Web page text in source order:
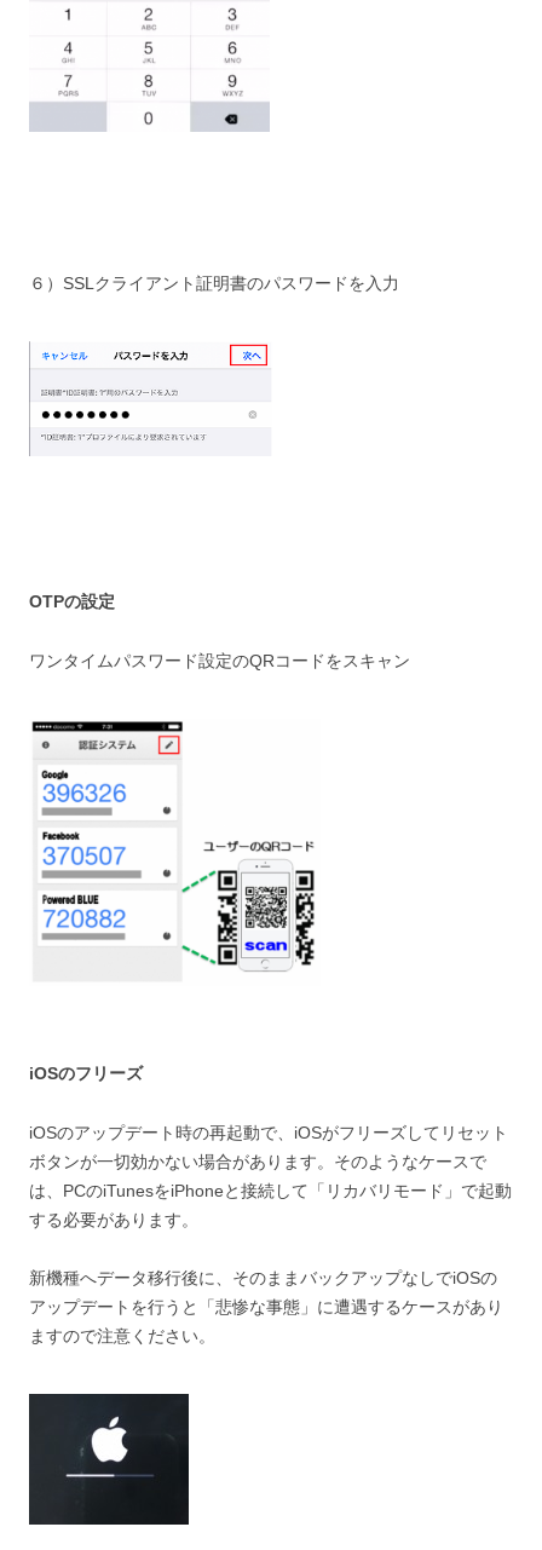
６）SSLクライアント証明書のパスワードを入力
OTPの設定
ワンタイムパスワード設定のQRコードをスキャン
iOSのフリーズ
iOSのアップデート時の再起動で、iOSがフリーズしてリセット
ボタンが一切効かない場合があります。そのようなケースで
は、PCのiTunesをiPhoneと接続して「リカバリモード」で起動
する必要があります。
新機種へデータ移行後に、そのままバックアップなしでiOSの
アップデートを行うと「悲惨な事態」に遭遇するケースがあり
ますので注意ください。